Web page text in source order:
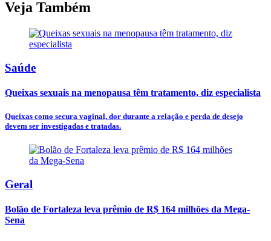
Veja Também
Saúde
Queixas sexuais na menopausa têm tratamento, diz especialista
Queixas como secura vaginal, dor durante a relação e perda de desejo
devem ser investigadas e tratadas.
Geral
Bolão de Fortaleza leva prêmio de R$ 164 milhões da Mega-
Sena